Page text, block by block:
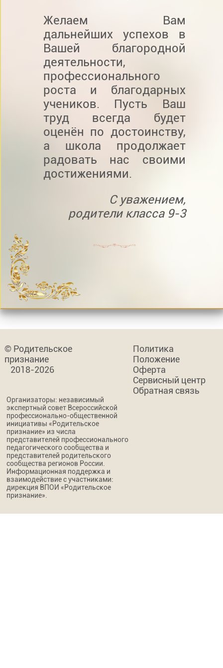
Желаем Вам
дальнейших успехов в
Вашей благородной
деятельности,
профессионального
роста и благодарных
учеников. Пусть Ваш
труд всегда будет
оценён по достоинству,
а школа продолжает
радовать нас своими
достижениями.
С уважением,
родители класса 9-3
© Родительское
признание
2018-2026
Политика
Положение
Оферта
Сервисный центр
Обратная связь
Организаторы: независимый
экспертный совет Всероссийской
профессионально-общественной
инициативы «Родительское
признание» из числа
представителей профессионального
педагогического сообщества и
представителей родительского
сообщества регионов России.
Информационная поддержка и
взаимодействие с участниками:
дирекция ВПОИ «Родительское
признание».